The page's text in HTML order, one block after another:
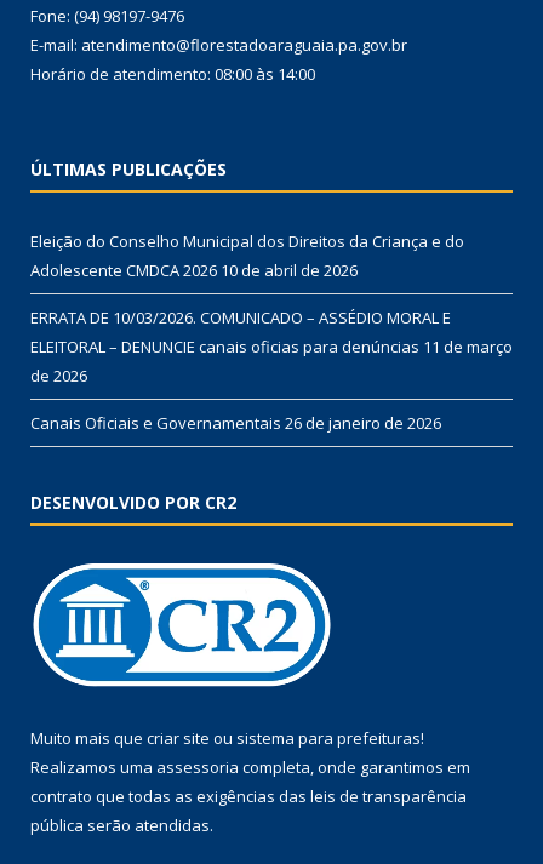
Fone: (94) 98197-9476
E-mail: atendimento@florestadoaraguaia.pa.gov.br
Horário de atendimento: 08:00 às 14:00
ÚLTIMAS PUBLICAÇÕES
Eleição do Conselho Municipal dos Direitos da Criança e do
Adolescente CMDCA 2026 10 de abril de 2026
ERRATA DE 10/03/2026. COMUNICADO – ASSÉDIO MORAL E
ELEITORAL – DENUNCIE canais oficias para denúncias 11 de março
de 2026
Canais Oficiais e Governamentais 26 de janeiro de 2026
DESENVOLVIDO POR CR2
Muito mais que criar site ou sistema para prefeituras!
Realizamos uma assessoria completa, onde garantimos em
contrato que todas as exigências das leis de transparência
pública serão atendidas.